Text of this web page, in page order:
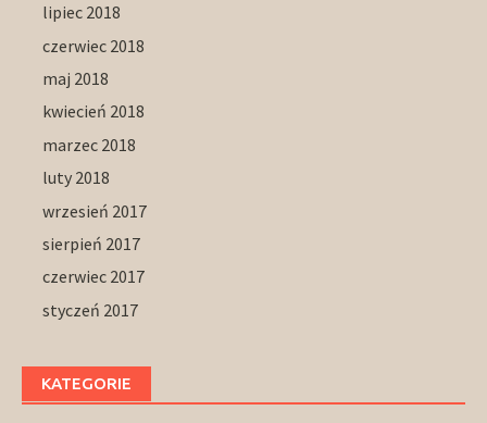
lipiec 2018
czerwiec 2018
maj 2018
kwiecień 2018
marzec 2018
luty 2018
wrzesień 2017
sierpień 2017
czerwiec 2017
styczeń 2017
KATEGORIE